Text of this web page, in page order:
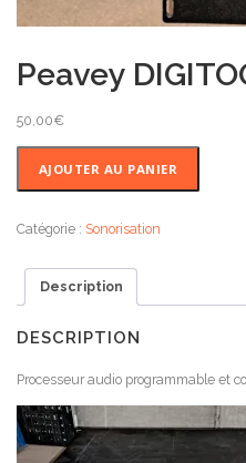
Peavey
50,00€
DIGITOOL
AJOUTER AU PANIER
Catégorie : Sonorisation
Description
DESCRIPTION
Processeur audio programmable et